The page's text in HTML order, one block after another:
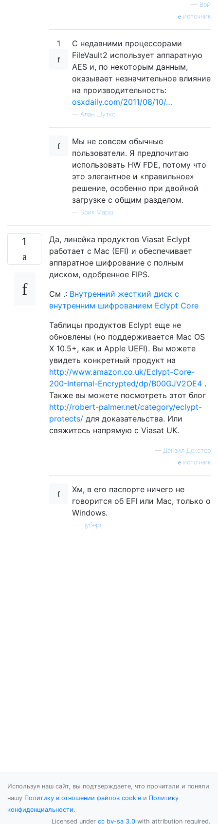
— Вой
источник
1
С недавними процессорами
FileVault2 использует аппаратную
AES и, по некоторым данным,
оказывает незначительное влияние
на производительность:
osxdaily.com/2011/08/10/…
— Алан Шутко
Мы не совсем обычные
пользователи. Я предпочитаю
использовать HW FDE, потому что
это элегантное и «правильное»
решение, особенно при двойной
загрузке с общим разделом.
— Эрик Марш
1
Да, линейка продуктов Viasat Eclypt
работает с Mac (EFI) и обеспечивает
аппаратное шифрование с полным
диском, одобренное FIPS.
См .: Внутренний жесткий диск с
внутренним шифрованием Eclypt Core
Таблицы продуктов Eclypt еще не
обновлены (но поддерживается Mac OS
X 10.5+, как и Apple UEFI). Вы можете
увидеть конкретный продукт на
http://www.amazon.co.uk/Eclypt-Core-
200-Internal-Encrypted/dp/B00GJV2OE4 .
Также вы можете посмотреть этот блог
http://robert-palmer.net/category/eclypt-
protects/ для доказательства. Или
свяжитесь напрямую с Viasat UK.
— Дензил Декстер
источник
Хм, в его паспорте ничего не
говорится об EFI или Mac, только о
Windows.
— Щуберт
Используя наш сайт, вы подтверждаете, что прочитали и поняли
нашу Политику в отношении файлов cookie и Политику
конфиденциальности.
Licensed under cc by-sa 3.0 with attribution required.